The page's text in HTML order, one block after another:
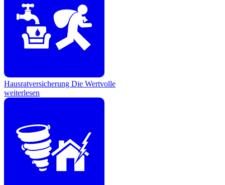
Hausratversicherung Die Wertvolle
weiterlesen